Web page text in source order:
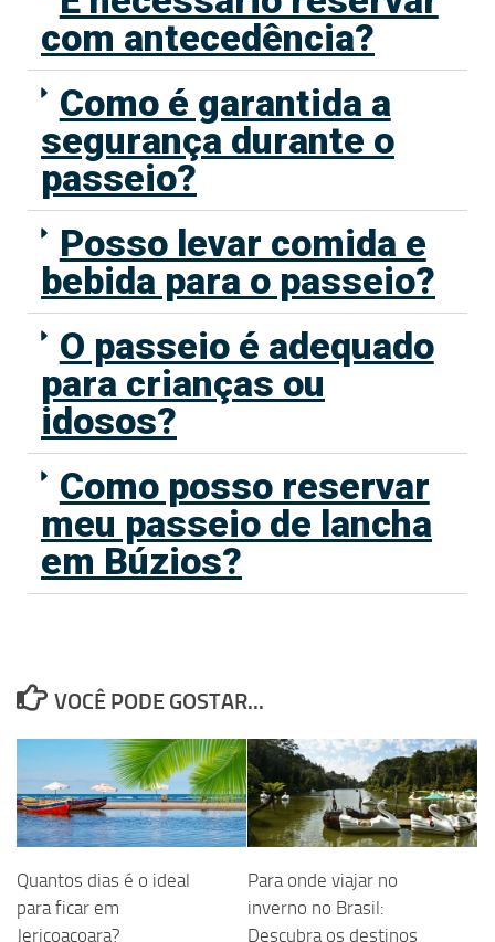
com antecedência?
Como é garantida a
segurança durante o
passeio?
Posso levar comida e
bebida para o passeio?
O passeio é adequado
para crianças ou
idosos?
Como posso reservar
meu passeio de lancha
em Búzios?
VOCÊ PODE GOSTAR...
Quantos dias é o ideal
para ficar em
Jericoacoara?
Para onde viajar no
inverno no Brasil:
Descubra os destinos